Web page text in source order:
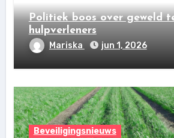
Politiek boos over geweld
hulpverleners
Mariska jun 1, 2026
Beveiligingsnieuws